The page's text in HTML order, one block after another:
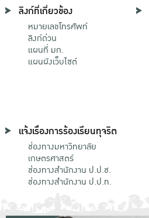
ลิงก์ที่เกี่ยวข้อง
หมายเลขโทรศัพท์
ลิงก์ด่วน
แผนที่ มก.
แผนผังเว็บไซต์
แจ้งเรื่องการร้องเรียนทุจริต
ช่องทางมหาวิทยาลัย
เกษตรศาสตร์
ช่องทางสำนักงาน ป.ป.ช.
ช่องทางสำนักงาน ป.ป.ท.